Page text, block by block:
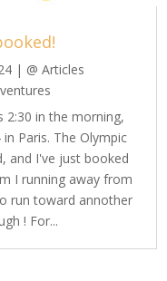
| @ Articles
in the morning,
Paris. The Olympic
and I've just booked
I running away from
run toward annother
! For...